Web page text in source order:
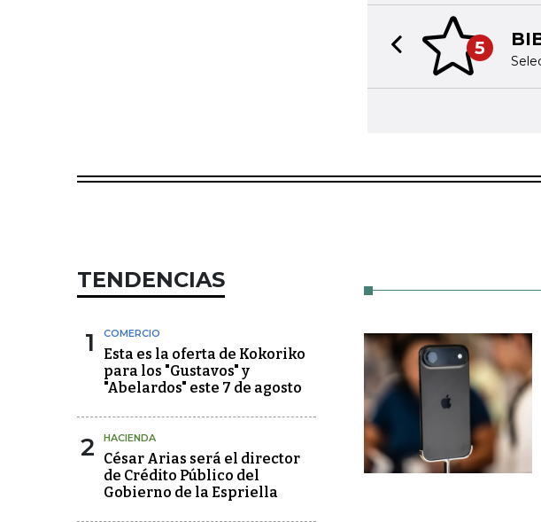
5
Previous slide
TENDENCIAS
1 COMERCIO
Esta es la oferta de Kokoriko
para los "Gustavos" y
"Abelardos" este 7 de agosto
2 HACIENDA
César Arias será el director
de Crédito Público del
Gobierno de la Espriella